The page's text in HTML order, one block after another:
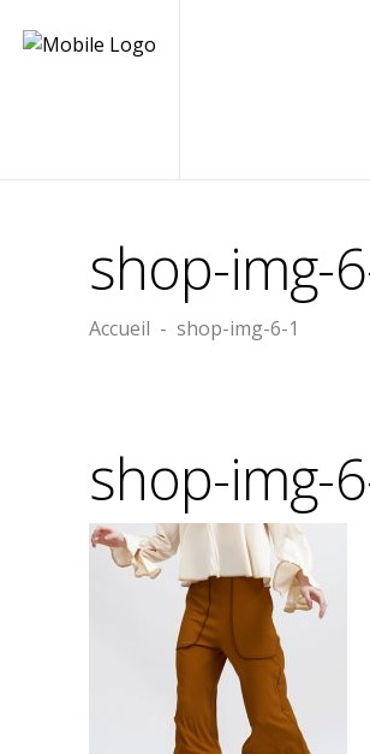
shop-img-
Accueil - shop-img-6-1
shop-img-